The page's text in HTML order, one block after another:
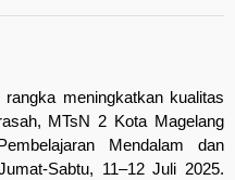
meningkatkan kualitas
MTsN 2 Kota Magelang
Mendalam dan
Sabtu, 11–12 Juli 2025.